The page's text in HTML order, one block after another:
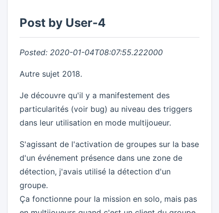
Post by User-4
Posted: 2020-01-04T08:07:55.222000
Autre sujet 2018.
Je découvre qu'il y a manifestement des
particularités (voir bug) au niveau des triggers
dans leur utilisation en mode multijoueur.
S'agissant de l'activation de groupes sur la base
d'un événement présence dans une zone de
détection, j'avais utilisé la détection d'un
groupe.
Ça fonctionne pour la mission en solo, mais pas